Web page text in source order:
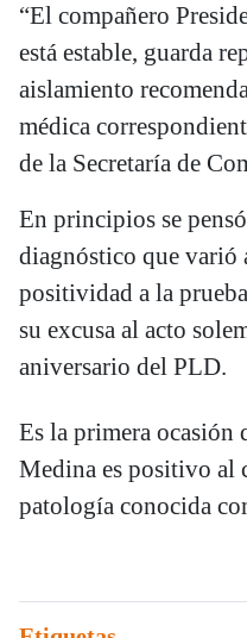
“El compañero
está estable, guarda
aislamiento
médica
de la Secretaría de
En principios se
diagnóstico que varió
positividad a la
su excusa al acto
aniversario del PLD.
Es la primera ocasión
Medina es positivo al
patología conocida